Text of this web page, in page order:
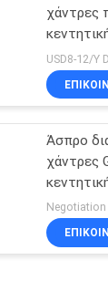
χάντρες
Άσπρο
χάντρες